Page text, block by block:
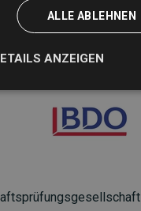
ALLE ABLEHNEN
ANZEIGEN